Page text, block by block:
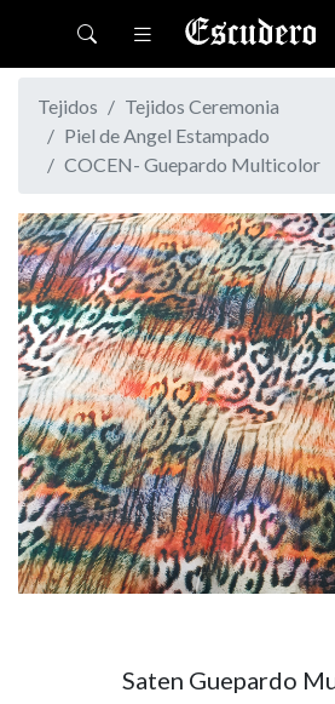
Toggle navigation
Tejidos
Tejidos Ceremonia
Piel de Angel Estampado
COCEN- Guepardo Multicolor
Previous
Saten Guepardo